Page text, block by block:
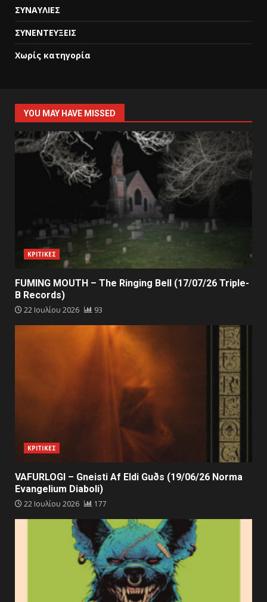
ΣΥΝΑΥΛΙΕΣ
ΣΥΝΕΝΤΕΥΞΕΙΣ
Χωρίς κατηγορία
YOU MAY HAVE MISSED
ΚΡΙΤΙΚΕΣ
FUMING MOUTH – The Ringing Bell (17/07/26 Triple-
B Records)
22 Ιουλίου 2026 93
ΚΡΙΤΙΚΕΣ
VAFURLOGI – Gneisti Af Eldi Guðs (19/06/26 Norma
Evangelium Diaboli)
22 Ιουλίου 2026 177